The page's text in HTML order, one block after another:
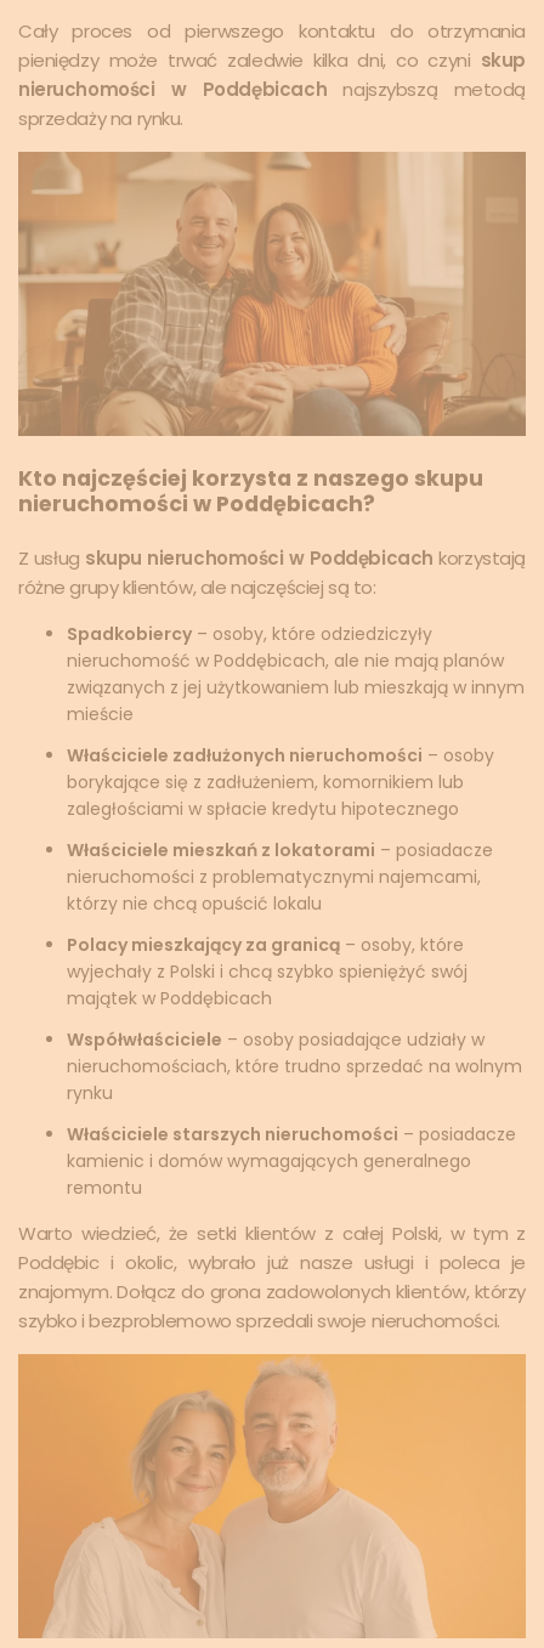
Cały proces od pierwszego kontaktu do otrzymania
pieniędzy może trwać zaledwie kilka dni, co czyni skup
nieruchomości w Poddębicach najszybszą metodą
sprzedaży na rynku.
Kto najczęściej korzysta z naszego skupu
nieruchomości w Poddębicach?
Z usług skupu nieruchomości w Poddębicach korzystają
różne grupy klientów, ale najczęściej są to:
Spadkobiercy – osoby, które odziedziczyły
nieruchomość w Poddębicach, ale nie mają planów
związanych z jej użytkowaniem lub mieszkają w innym
mieście
Właściciele zadłużonych nieruchomości – osoby
borykające się z zadłużeniem, komornikiem lub
zaległościami w spłacie kredytu hipotecznego
Właściciele mieszkań z lokatorami – posiadacze
nieruchomości z problematycznymi najemcami,
którzy nie chcą opuścić lokalu
Polacy mieszkający za granicą – osoby, które
wyjechały z Polski i chcą szybko spieniężyć swój
majątek w Poddębicach
Współwłaściciele – osoby posiadające udziały w
nieruchomościach, które trudno sprzedać na wolnym
rynku
Właściciele starszych nieruchomości – posiadacze
kamienic i domów wymagających generalnego
remontu
Warto wiedzieć, że setki klientów z całej Polski, w tym z
Poddębic i okolic, wybrało już nasze usługi i poleca je
znajomym. Dołącz do grona zadowolonych klientów, którzy
szybko i bezproblemowo sprzedali swoje nieruchomości.